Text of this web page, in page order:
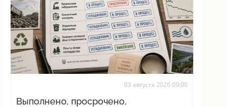
03 августа 2026 09:00
Выполнено, просрочено,